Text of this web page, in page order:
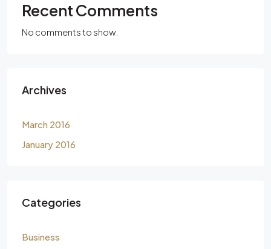
Recent Comments
No comments to show.
Archives
March 2016
January 2016
Categories
Business